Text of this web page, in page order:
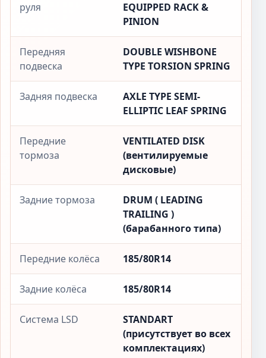
руля
EQUIPPED RACK &
PINION
Передняя
подвеска
DOUBLE WISHBONE
TYPE TORSION SPRING
Задняя подвеска
AXLE TYPE SEMI-
ELLIPTIC LEAF SPRING
Передние
тормоза
VENTILATED DISK
(вентилируемые
дисковые)
Задние тормоза
DRUM ( LEADING
TRAILING )
(барабанного типа)
Передние колёса 185/80R14
Задние колёса 185/80R14
Система LSD
STANDART
(присутствует во всех
комплектациях)